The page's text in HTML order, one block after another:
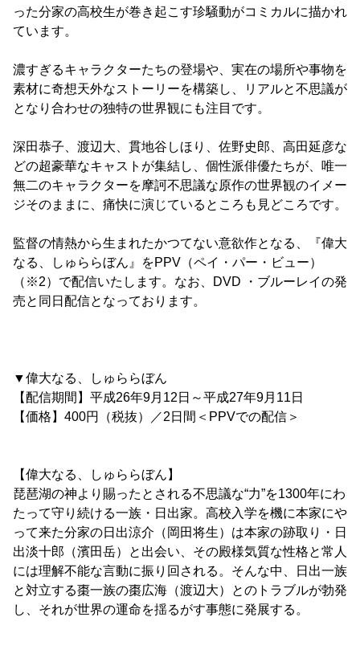
った分家の高校生が巻き起こす珍騒動がコミカルに描かれ
ています。
濃すぎるキャラクターたちの登場や、実在の場所や事物を
素材に奇想天外なストーリーを構築し、リアルと不思議が
となり合わせの独特の世界観にも注目です。
深田恭子、渡辺大、貫地谷しほり、佐野史郎、高田延彦な
どの超豪華なキャストが集結し、個性派俳優たちが、唯一
無二のキャラクターを摩訶不思議な原作の世界観のイメー
ジそのままに、痛快に演じているところも見どころです。
監督の情熱から生まれたかつてない意欲作となる、『偉大
なる、しゅららぼん』をPPV（ペイ・パー・ビュー）
（※2）で配信いたします。なお、DVD ・ブルーレイの発
売と同日配信となっております。
▼偉大なる、しゅららぼん
【配信期間】平成26年9月12日～平成27年9月11日
【価格】400円（税抜）／2日間＜PPVでの配信＞
【偉大なる、しゅららぼん】
琵琶湖の神より賜ったとされる不思議な“力”を1300年にわ
たって守り続ける一族・日出家。高校入学を機に本家にや
って来た分家の日出涼介（岡田将生）は本家の跡取り・日
出淡十郎（濱田岳）と出会い、その殿様気質な性格と常人
には理解不能な言動に振り回される。そんな中、日出一族
と対立する棗一族の棗広海（渡辺大）とのトラブルが勃発
し、それが世界の運命を揺るがす事態に発展する。